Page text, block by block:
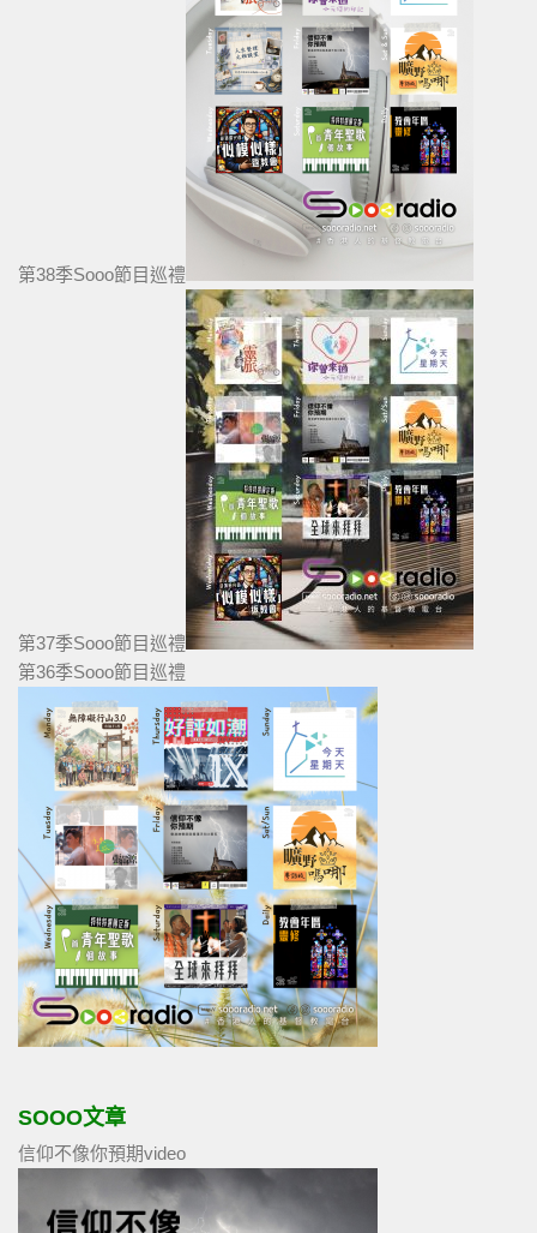
第38季Sooo節目巡禮
第37季Sooo節目巡禮
第36季Sooo節目巡禮
SOOO文章
信仰不像你預期video